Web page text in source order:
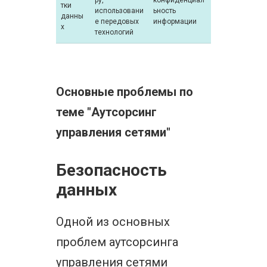
тки
данны
х
использовани
е передовых
технологий
ьность
информации
Основные проблемы по
теме "Аутсорсинг
управления сетями"
Безопасность
данных
Одной из основных
проблем аутсорсинга
управления сетями